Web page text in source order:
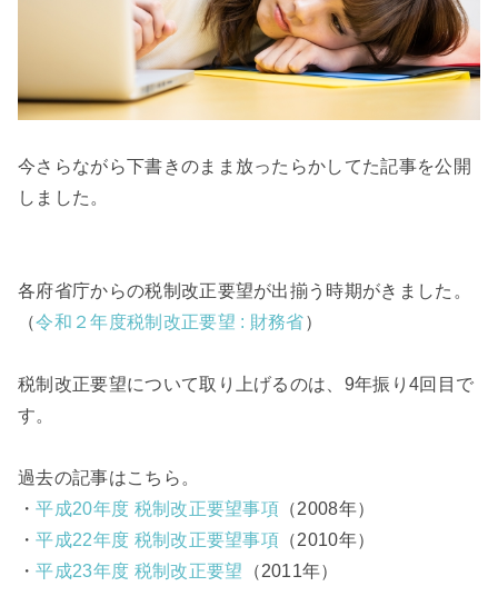
今さらながら下書きのまま放ったらかしてた記事を公開
しました。
各府省庁からの税制改正要望が出揃う時期がきました。
（令和２年度税制改正要望 : 財務省）
税制改正要望について取り上げるのは、9年振り4回目で
す。
過去の記事はこちら。
・平成20年度 税制改正要望事項 （2008年）
・平成22年度 税制改正要望事項 （2010年）
・平成23年度 税制改正要望 （2011年）